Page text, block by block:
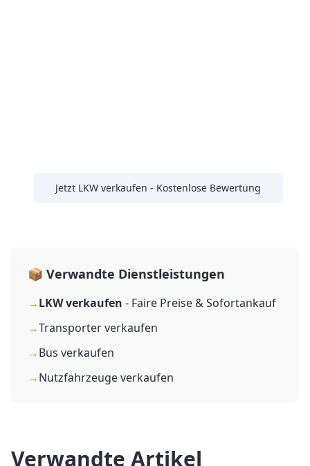
Jetzt LKW verkaufen - Kostenlose Bewertung
📦 Verwandte Dienstleistungen
→LKW verkaufen - Faire Preise & Sofortankauf
→Transporter verkaufen
→Bus verkaufen
→Nutzfahrzeuge verkaufen
Verwandte Artikel